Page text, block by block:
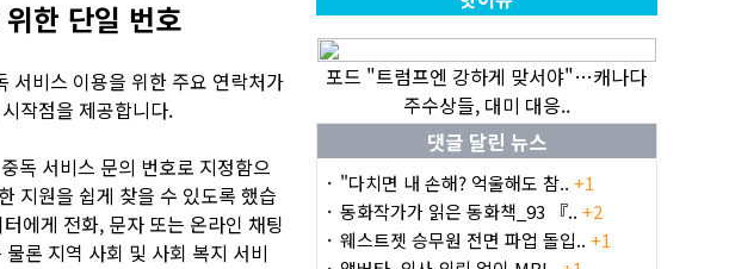
한 단일 번호
비스 이용을 위한 주요 연락처가
작점을 제공합니다.
독 서비스 문의 번호로 지정함으
지원을 쉽게 찾을 수 있도록 했습
에게 전화, 문자 또는 온라인 채팅
론 지역 사회 및 사회 복지 서비
포드 "트럼프엔 강하게 맞서야"…캐나다
주수상들, 대미 대응..
댓글 달린 뉴스
"다치면 내 손해? 억울해도 참.. +1
동화작가가 읽은 동화책_93 『.. +2
웨스트젯 승무원 전면 파업 돌입.. +1